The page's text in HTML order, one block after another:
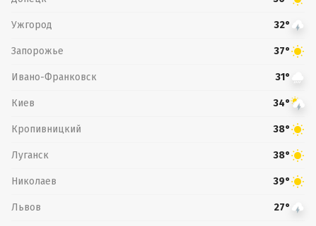
Ужгород 32°
Запорожье 37°
Ивано-Франковск 31°
Киев 34°
Кропивницкий 38°
Луганск 38°
Николаев 39°
Львов 27°